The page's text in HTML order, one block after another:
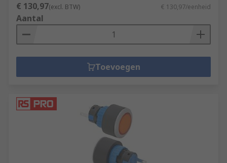
€ 130,97(excl. BTW) € 130,97/eenheid
Aantal
Toevoegen